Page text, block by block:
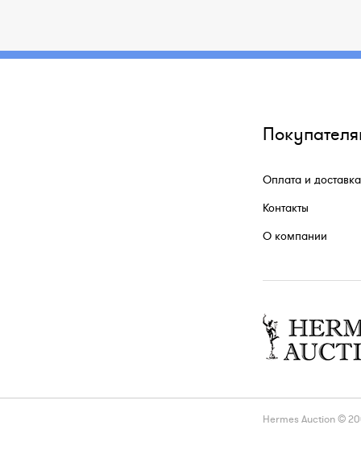
Оплата и доставка
Контакты
О компании
Hermes Auction ©